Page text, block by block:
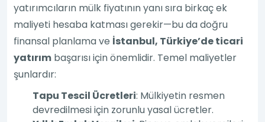
yatırımcıların mülk fiyatının yanı sıra birkaç ek
maliyeti hesaba katması gerekir—bu da doğru
finansal planlama ve İstanbul, Türkiye’de ticari
yatırım başarısı için önemlidir. Temel maliyetler
şunlardır:
Tapu Tescil Ücretleri: Mülkiyetin resmen
devredilmesi için zorunlu yasal ücretler.